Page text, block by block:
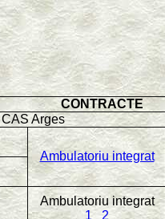
CONTRACTE
CAS Arges
Ambulatoriu integrat
Ambulatoriu integrat
1
2